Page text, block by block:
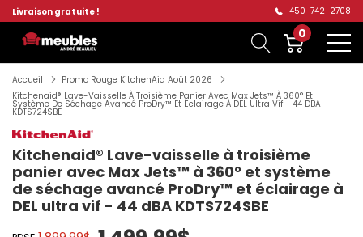
Livraison gratuite ! 450-742-2708
0
Accueil
Promo Rouge KitchenAid Aoüt 2026
Kitchenaid® Lave-Vaisselle À Troisième Panier Avec Max Jets™ À 360° Et
Système De Séchage Avancé ProDry™ Et Éclairage À DEL Ultra Vif - 44 DBA
KDTS724SBE
Kitchenaid® Lave-vaisselle à troisième
panier avec Max Jets™ à 360° et système
de séchage avancé ProDry™ et éclairage à
DEL ultra vif - 44 dBA KDTS724SBE